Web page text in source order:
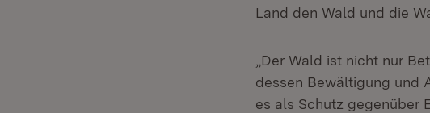
Land den Wald und die
„Der Wald ist nicht nur
dessen Bewältigung und
es als Schutz gegenüber